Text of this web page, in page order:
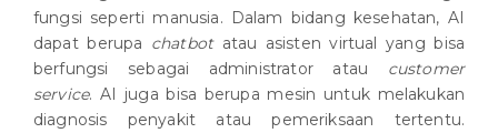
fungsi seperti manusia. Dalam bidang kesehatan, AI
dapat berupa chatbot atau asisten virtual yang bisa
berfungsi sebagai administrator atau customer
service. AI juga bisa berupa mesin untuk melakukan
diagnosis penyakit atau pemeriksaan tertentu.